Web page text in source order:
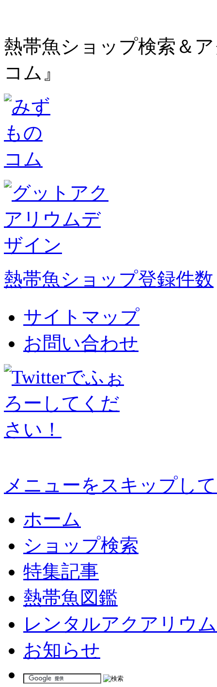
熱帯魚ショップ検索＆
コム』
熱帯魚ショップ登録件数
サイトマップ
お問い合わせ
メニューをスキップし
ホーム
ショップ検索
特集記事
熱帯魚図鑑
レンタルアクアリウム
お知らせ